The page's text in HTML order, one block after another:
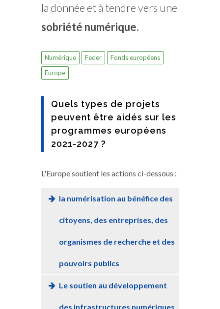
la donnée et à tendre vers une
sobriété numérique.
Numérique Feder
Fonds européens
Europe
Quels types de projets
peuvent être aidés sur les
programmes européens
2021-2027 ?
L'Europe soutient les actions ci-dessous :
la numérisation au bénéfice des
citoyens, des entreprises, des
organismes de recherche et des
pouvoirs publics
Le soutien au développement
des infrastructures numériques